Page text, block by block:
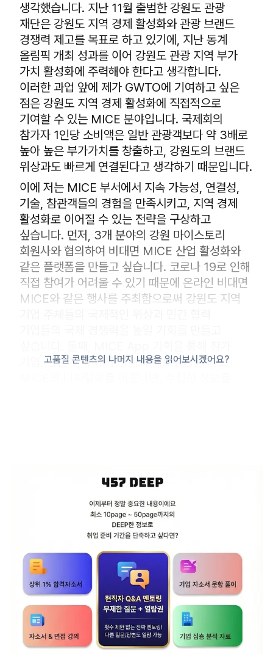
생각했습니다. 지난 11월 출범한 강원도 관광
재단은 강원도 지역 경제 활성화와 관광 브랜드
경쟁력 제고를 목표로 하고 있기에, 지난 동계
올림픽 개최 성과를 이어 강원도 관광 지역 부가
가치 활성화에 주력해야 한다고 생각합니다.
이러한 과업 앞에 제가 GWTO에 기여하고 싶은
점은 강원도 지역 경제 활성화에 직접적으로
기여할 수 있는 MICE 분야입니다. 국제회의
참가자 1인당 소비액은 일반 관광객보다 약 3배로
높아 높은 부가가치를 창출하고, 강원도의 브랜드
위상과도 빠르게 연결된다고 생각하기 때문입니다.
이에 저는 MICE 부서에서 지속 가능성, 연결성,
기술, 참관객들의 경험을 만족시키고, 지역 경제
활성화로 이어질 수 있는 전략을 구상하고
싶습니다. 먼저, 3개 분야의 강원 마이스토리
회원사와 협의하여 비대면 MICE 산업 활성화와
같은 플랫폼을 만들고 싶습니다. 코로나 19로 인해
직접 참여가 어려울 수 있기 때문에 온라인 비대면
MICE와 같은 행사를 주최함으로써 강원도 지역
기업, 참관객, 구매자 사이의 네트워킹을 돕고
고품질 콘텐츠의 나머지 내용을 읽어보시겠어요?